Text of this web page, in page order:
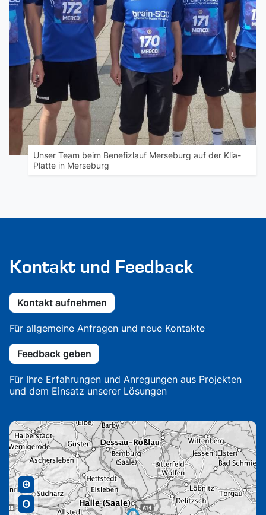
Unser Team beim Benefizlauf Merseburg auf der Klia-
Platte in Merseburg
Kontakt und Feedback
Kontakt aufnehmen
Für allgemeine Anfragen und neue Kontakte
Feedback geben
Für Ihre Erfahrungen und Anregungen aus Projekten
und dem Einsatz unserer Lösungen